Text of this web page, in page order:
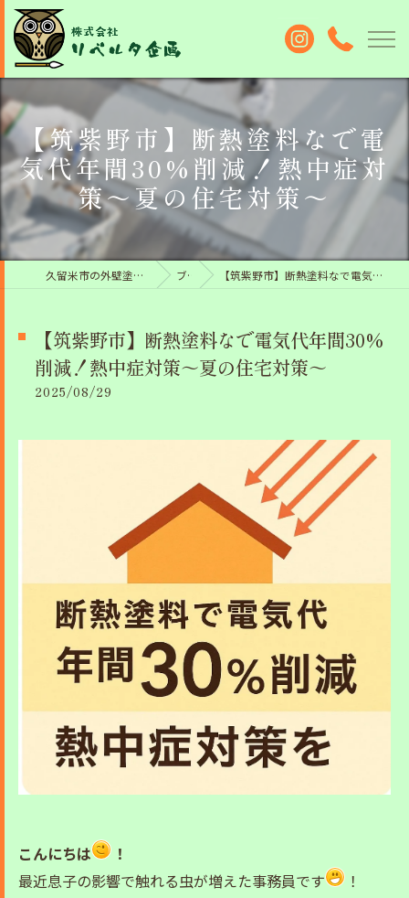
【筑紫野市】断熱塗料なで電
気代年間30%削減！熱中症対
策～夏の住宅対策～
久留米市の外壁塗装なら株式会社リベルタ企画 ブログ 【筑紫野市】断熱塗料なで電気代年間30%削減！熱中症対策～夏の住宅対策～
【筑紫野市】断熱塗料なで電気代年間30%
削減！熱中症対策～夏の住宅対策～
2025/08/29
こんにちは
！
最近息子の影響で触れる虫が増えた事務員です
！